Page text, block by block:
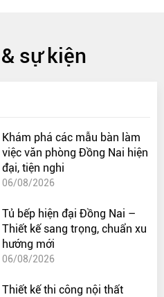
sự kiện
Khám phá các mẫu bàn làm
việc văn phòng Đồng Nai hiện
đại, tiện nghi
06/08/2026
Tủ bếp hiện đại Đồng Nai –
Thiết kế sang trọng, chuẩn xu
hướng mới
06/08/2026
Thiết kế thi công nội thất